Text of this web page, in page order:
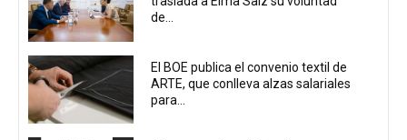
de...
El BOE publica el convenio textil de
ARTE, que conlleva alzas salariales
para...